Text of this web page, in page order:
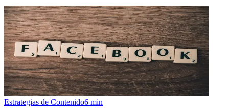
Estrategias de Contenido6 min